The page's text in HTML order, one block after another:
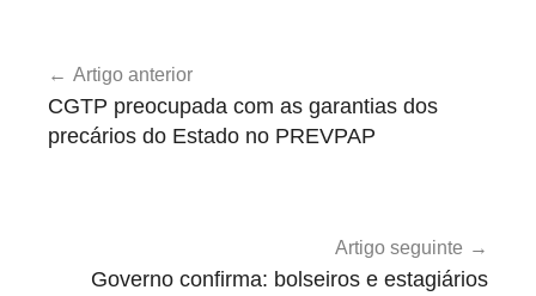
n
de
artigos
Artigo anterior
CGTP preocupada com as garantias dos
precários do Estado no PREVPAP
Artigo seguinte
Governo confirma: bolseiros e estagiários